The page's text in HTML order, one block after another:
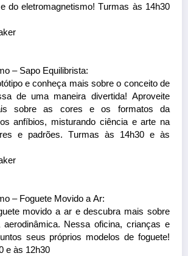
do eletromagnetismo! Turmas às 14h30
– Sapo Equilibrista:
e conheça mais sobre o conceito de
de uma maneira divertida! Aproveite
sobre as cores e os formatos da
anfíbios, misturando ciência e arte na
e padrões. Turmas às 14h30 e às
– Foguete Movido a Ar:
movido a ar e descubra mais sobre
Nessa oficina, crianças e
seus próprios modelos de foguete!
e às 12h30